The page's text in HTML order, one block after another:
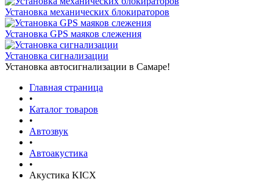
Установка механических блокираторов
Установка GPS маяков слежения
Установка сигнализации
Установка автосигнализации в Самаре!
Главная страница
•
Каталог товаров
•
Автозвук
•
Автоакустика
•
Акустика KICX